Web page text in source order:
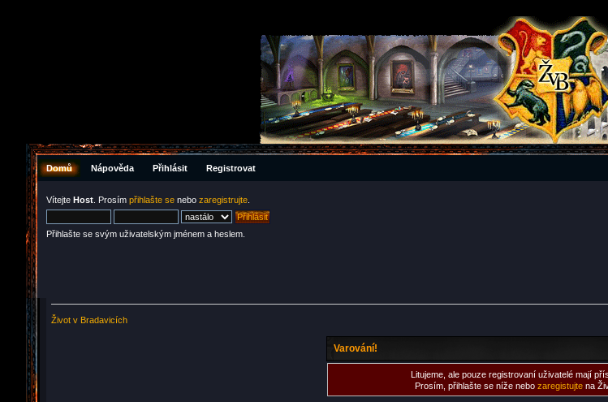
Domů Nápověda Přihlásit Registrovat
Vítejte Host . Prosím přihlašte se nebo zaregistrujte
Přihlašte se svým uživatelským jménem a heslem.
Život v Bradavicích
Varování!
Litujeme, ale pouze registrovaní uživatelé mají
Prosím, přihlašte se níže nebo zaregistujte na